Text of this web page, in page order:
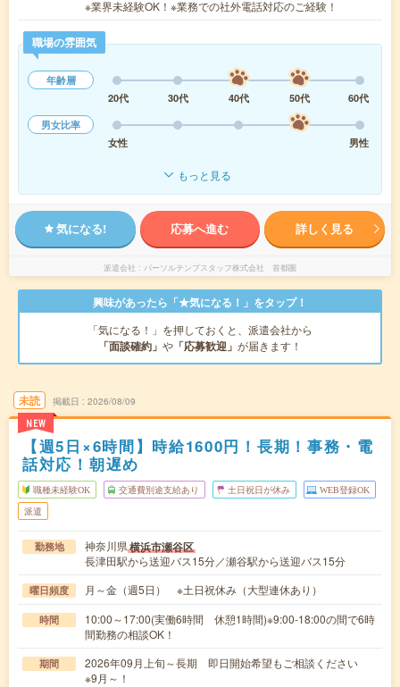
※業界未経験OK！※業務での社外電話対応のご経験！
職場の雰囲気
年齢層
20代
30代 40代 50代
60代
男女比率
女性
男性
もっと見る
気になる! 応募へ進む 詳しく見る
派遣会社 パーソルテンプスタッフ株式会社 首都圏
興味があったら「★気になる！」をタップ！
「気になる！」を押しておくと、派遣会社から
「面談確約」 や 「応募歓迎」 が届きます！
未読
NEW
掲載日 2026/08/09
【週5日×6時間】時給1600円！長期！事務・電
話対応！朝遅め
職種未経験OK 交通費別途支給あり 土日祝日が休み WEB登録OK
派遣
勤務地 神奈川県横浜市瀬谷区
長津田駅から送迎バス15分／瀬谷駅から送迎バス15分
曜日頻度 月～金（週5日） ※土日祝休み（大型連休あり）
時間
10:00～17:00(実働6時間 休憩1時間)※9:00-18:00の間で6時
間勤務の相談OK！
期間
2026年09月上旬～長期 即日開始希望もご相談ください
※9月～！